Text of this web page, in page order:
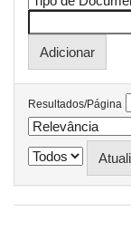
Resultados/Página